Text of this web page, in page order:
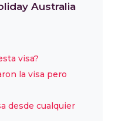
Australia
visa?
la visa pero
desde cualquier